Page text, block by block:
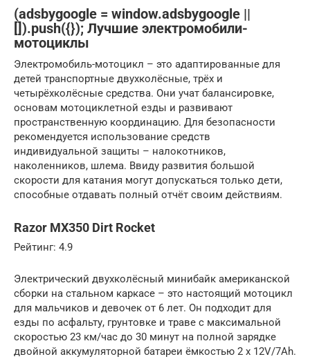
(adsbygoogle = window.adsbygoogle ||
[]).push({}); Лучшие электромобили-
мотоциклы
Электромобиль-мотоцикл – это адаптированные для
детей транспортные двухколёсные, трёх и
четырёхколёсные средства. Они учат балансировке,
основам мотоциклетной езды и развивают
пространственную координацию. Для безопасности
рекомендуется использование средств
индивидуальной защиты – налокотников,
наколенников, шлема. Ввиду развития большой
скорости для катания могут допускаться только дети,
способные отдавать полный отчёт своим действиям.
Razor MX350 Dirt Rocket
Рейтинг: 4.9
Электрический двухколёсный минибайк американской
сборки на стальном каркасе – это настоящий мотоцикл
для мальчиков и девочек от 6 лет. Он подходит для
езды по асфальту, грунтовке и траве с максимальной
скоростью 23 км/час до 30 минут на полной зарядке
двойной аккумуляторной батареи ёмкостью 2 x 12V/7Ah.